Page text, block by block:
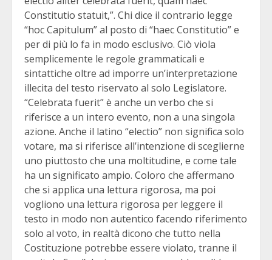
Constitutio statuit,”. Chi dice il contrario legge
“hoc Capitulum” al posto di “haec Constitutio” e
per di più lo fa in modo esclusivo. Ciò viola
semplicemente le regole grammaticali e
sintattiche oltre ad imporre un’interpretazione
illecita del testo riservato al solo Legislatore.
“Celebrata fuerit” è anche un verbo che si
riferisce a un intero evento, non a una singola
azione. Anche il latino “electio” non significa solo
votare, ma si riferisce all’intenzione di sceglierne
uno piuttosto che una moltitudine, e come tale
ha un significato ampio. Coloro che affermano
che si applica una lettura rigorosa, ma poi
vogliono una lettura rigorosa per leggere il
testo in modo non autentico facendo riferimento
solo al voto, in realtà dicono che tutto nella
Costituzione potrebbe essere violato, tranne il